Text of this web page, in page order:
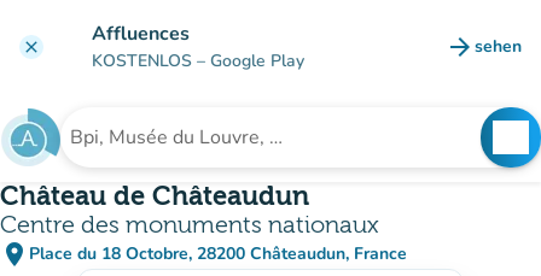
clear Affluences
KOSTENLOS – Google Play arrow_forward sehen
(new
Suche nach einer Einrichtung
Château de Châteaudun
Centre des monuments nationaux
place Place du 18 Octobre, 28200 Châteaudun, France
(in Google Maps öffnen)
(new tab)